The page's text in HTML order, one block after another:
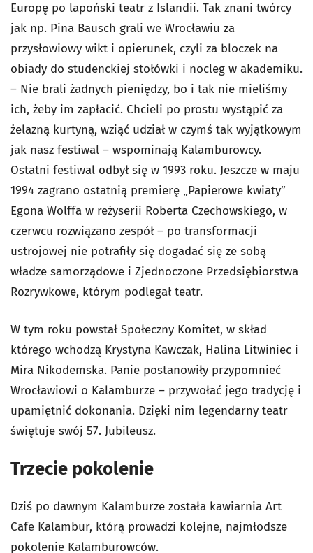
Europę po lapoński teatr z Islandii. Tak znani twórcy
jak np. Pina Bausch grali we Wrocławiu za
przysłowiowy wikt i opierunek, czyli za bloczek na
obiady do studenckiej stołówki i nocleg w akademiku.
– Nie brali żadnych pieniędzy, bo i tak nie mieliśmy
ich, żeby im zapłacić. Chcieli po prostu wystąpić za
żelazną kurtyną, wziąć udział w czymś tak wyjątkowym
jak nasz festiwal – wspominają Kalamburowcy.
Ostatni festiwal odbył się w 1993 roku. Jeszcze w maju
1994 zagrano ostatnią premierę „Papierowe kwiaty”
Egona Wolffa w reżyserii Roberta Czechowskiego, w
czerwcu rozwiązano zespół – po transformacji
ustrojowej nie potrafiły się dogadać się ze sobą
władze samorządowe i Zjednoczone Przedsiębiorstwa
Rozrywkowe, którym podlegał teatr.
W tym roku powstał Społeczny Komitet, w skład
którego wchodzą Krystyna Kawczak, Halina Litwiniec i
Mira Nikodemska. Panie postanowiły przypomnieć
Wrocławiowi o Kalamburze – przywołać jego tradycję i
upamiętnić dokonania. Dzięki nim legendarny teatr
świętuje swój 57. Jubileusz.
Trzecie pokolenie
Dziś po dawnym Kalamburze została kawiarnia Art
Cafe Kalambur, którą prowadzi kolejne, najmłodsze
pokolenie Kalamburowców.